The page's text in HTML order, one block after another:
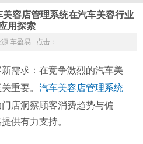
容店管理系统在汽车美容行业
用探索
:车盈易 点击：
需求：在竞争激烈的汽车美
重要。 汽车美容店管理系统
店洞察顾客消费趋势与偏
供有力支持。